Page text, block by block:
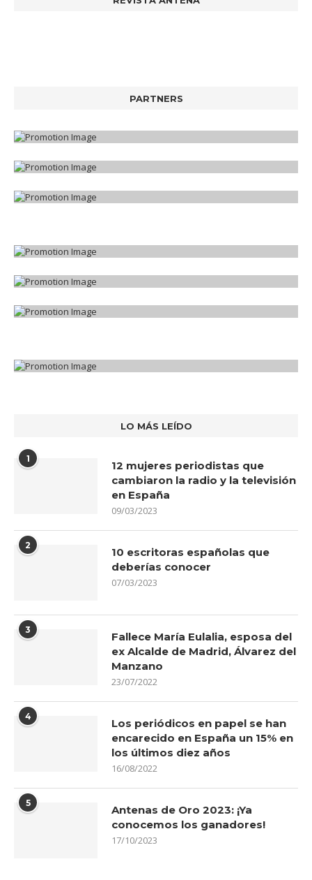
PARTNERS
LO MÁS LEÍDO
1
12 mujeres periodistas que
cambiaron la radio y la televisión
en España
09/03/2023
2
10 escritoras españolas que
deberías conocer
07/03/2023
3
Fallece María Eulalia, esposa del
ex Alcalde de Madrid, Álvarez del
Manzano
23/07/2022
4
Los periódicos en papel se han
encarecido en España un 15% en
los últimos diez años
16/08/2022
5
Antenas de Oro 2023: ¡Ya
conocemos los ganadores!
17/10/2023